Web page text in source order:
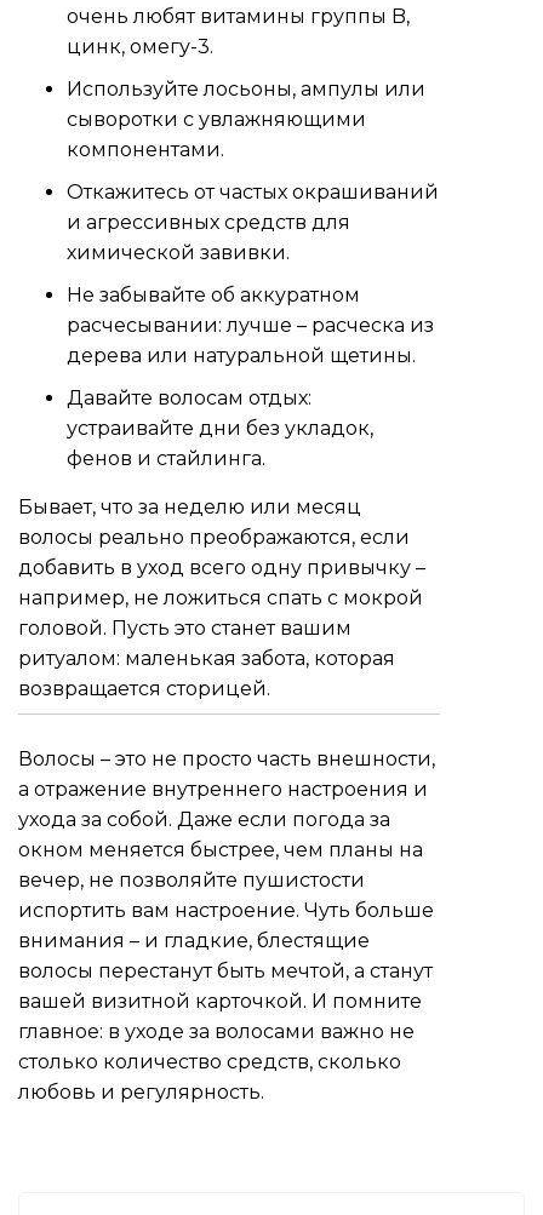
очень любят витамины группы B,
цинк, омегу-3.
Используйте лосьоны, ампулы или
сыворотки с увлажняющими
компонентами.
Откажитесь от частых окрашиваний
и агрессивных средств для
химической завивки.
Не забывайте об аккуратном
расчесывании: лучше – расческа из
дерева или натуральной щетины.
Давайте волосам отдых:
устраивайте дни без укладок,
фенов и стайлинга.
Бывает, что за неделю или месяц
волосы реально преображаются, если
добавить в уход всего одну привычку –
например, не ложиться спать с мокрой
головой. Пусть это станет вашим
ритуалом: маленькая забота, которая
возвращается сторицей.
Волосы – это не просто часть внешности,
а отражение внутреннего настроения и
ухода за собой. Даже если погода за
окном меняется быстрее, чем планы на
вечер, не позволяйте пушистости
испортить вам настроение. Чуть больше
внимания – и гладкие, блестящие
волосы перестанут быть мечтой, а станут
вашей визитной карточкой. И помните
главное: в уходе за волосами важно не
столько количество средств, сколько
любовь и регулярность.